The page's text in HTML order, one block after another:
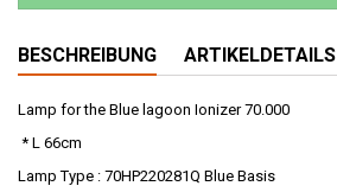
BESCHREIBUNG ARTIKELDETAILS
Lamp for the Blue lagoon Ionizer 70.000
* L 66cm
Lamp Type : 70HP220281Q Blue Basis